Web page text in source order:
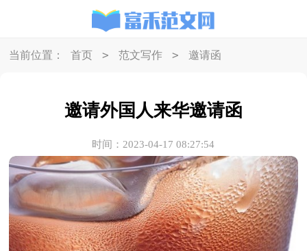
当前位置： 首页 > 范文写作 > 邀请函
邀请外国人来华邀请函
时间：2023-04-17 08:27:54